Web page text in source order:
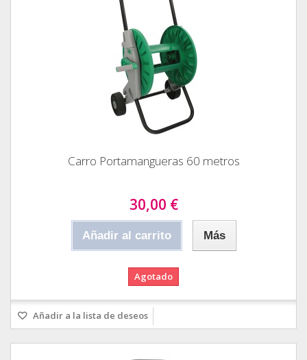
Carro Portamangueras 60 metros
30,00 €
Añadir al carrito Más
Agotado
Añadir a la lista de deseos